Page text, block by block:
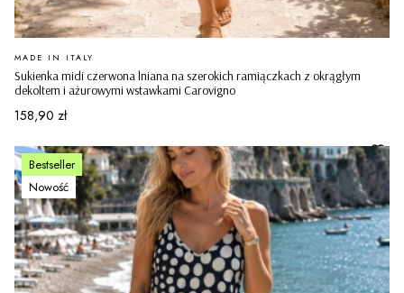
Sukienka midi czerwona lniana na szerokich ramiączkach z okrągłym
dekoltem i ażurowymi wstawkami Carovigno
PRODUCENT
MADE IN ITALY
Cena
158,90 zł
Bestseller
Nowość